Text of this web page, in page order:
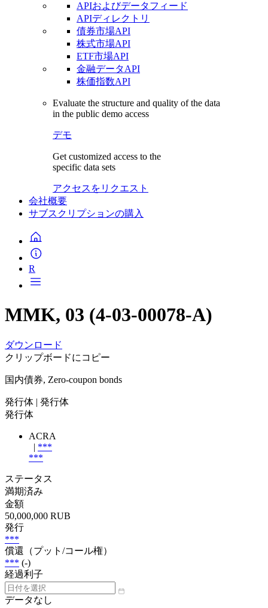
APIおよびデータフィード
APIディレクトリ
債券市場API
株式市場API
ETF市場API
金融データAPI
株価指数API
Evaluate the structure and quality of the data
in the public demo access
デモ
Get customized access to the
specific data sets
アクセスをリクエスト
会社概要
サブスクリプションの購入
R
MMK, 03 (4-03-00078-A)
ダウンロード
クリップボードにコピー
国内債券, Zero-coupon bonds
発行体 | 発行体
発行体
ACRA
| ***
***
ステータス
満期済み
金額
50,000,000 RUB
発行
***
償還（プット/コール権）
*** (-)
経過利子
データなし